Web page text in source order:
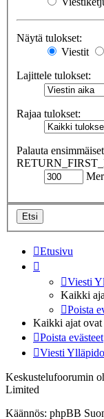
Näytä tulokset:
Viestit
Lajittele tulokset:
Rajaa tulokset:
Palauta
Etusivu
Viesti
Kaikki
Poista
Kaikki ajat ovat
Poista evästeet
Viesti
Keskustelufoorumin
Limited
Käännös: phpBB